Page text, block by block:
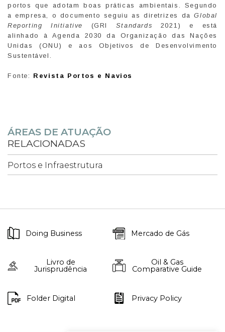
portos que adotam boas práticas ambientais. Segundo
a empresa, o documento seguiu as diretrizes daGlobal
Reporting Initiative
(GRI Standards 2021) e está
alinhado à Agenda 2030 da Organização das Nações
Unidas (ONU) e aos Objetivos de Desenvolvimento
Sustentável.
Fonte: Revista Portos e Navios
ÁREAS DE ATUAÇÃO
RELACIONADAS
Portos e Infraestrutura
Doing Business Mercado de Gás
Livro de
Jurisprudência
Oil & Gas
Comparative Guide
Folder Digital Privacy Policy